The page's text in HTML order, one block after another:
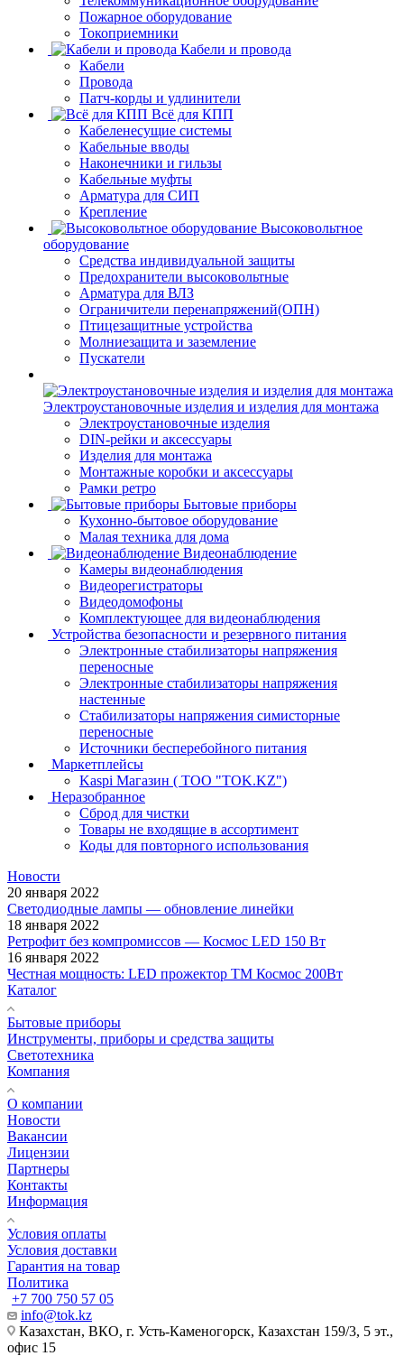
Пожарное оборудование
Токоприемники
Кабели и провода
Кабели
Провода
Патч-корды и удлинители
Всё для КПП
Кабеленесущие системы
Кабельные вводы
Наконечники и гильзы
Кабельные муфты
Арматура для СИП
Крепление
Высоковольтное
оборудование
Средства индивидуальной защиты
Предохранители высоковольтные
Арматура для ВЛЗ
Ограничители перенапряжений(ОПН)
Птицезащитные устройства
Молниезащита и заземление
Пускатели
Электроустановочные изделия и изделия для монтажа
Электроустановочные изделия
DIN-рейки и аксессуары
Изделия для монтажа
Монтажные коробки и аксессуары
Рамки ретро
Бытовые приборы
Кухонно-бытовое оборудование
Малая техника для дома
Видеонаблюдение
Камеры видеонаблюдения
Видеорегистраторы
Видеодомофоны
Комплектующее для видеонаблюдения
Устройства безопасности и резервного питания
Электронные стабилизаторы напряжения
переносные
Электронные стабилизаторы напряжения
настенные
Стабилизаторы напряжения симисторные
переносные
Источники бесперебойного питания
Маркетплейсы
Kaspi Магазин ( ТОО "TOK.KZ")
Неразобранное
Сброд для чистки
Товары не входящие в ассортимент
Коды для повторного использования
Новости
20 января 2022
Светодиодные лампы — обновление линейки
18 января 2022
Ретрофит без компромиссов — Космос LED 150 Вт
16 января 2022
Честная мощность: LED прожектор ТМ Космос 200Вт
Каталог
Бытовые приборы
Инструменты, приборы и средства защиты
Светотехника
Компания
О компании
Новости
Вакансии
Лицензии
Партнеры
Контакты
Информация
Условия оплаты
Условия доставки
Гарантия на товар
Политика
+7 700 750 57 05
info@tok.kz
Казахстан, ВКО, г. Усть-Каменогорск, Казахстан 159/3, 5 эт.,
офис 15